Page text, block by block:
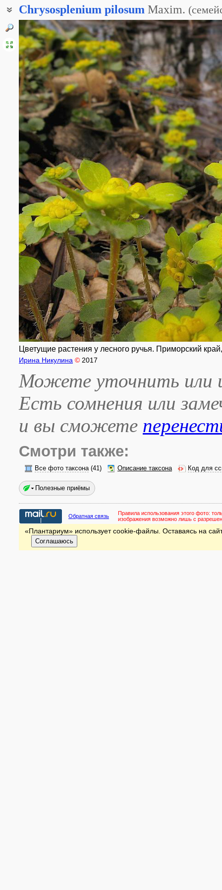
Chrysosplenium pilosum Maxim. (
Цветущие растения у лесного ручья. Приморский
Ирина Никулина © 2017
Можете уточнить или
Есть сомнения или
и вы сможете
Смотри также:
Все фото таксона(41) Описание таксона Код для
Полезные приёмы
Обратная связь Правила использования этого фото:
изображения возможно лишь с
«Плантариум» использует cookie-файлы. Оставаясь на
Соглашаюсь